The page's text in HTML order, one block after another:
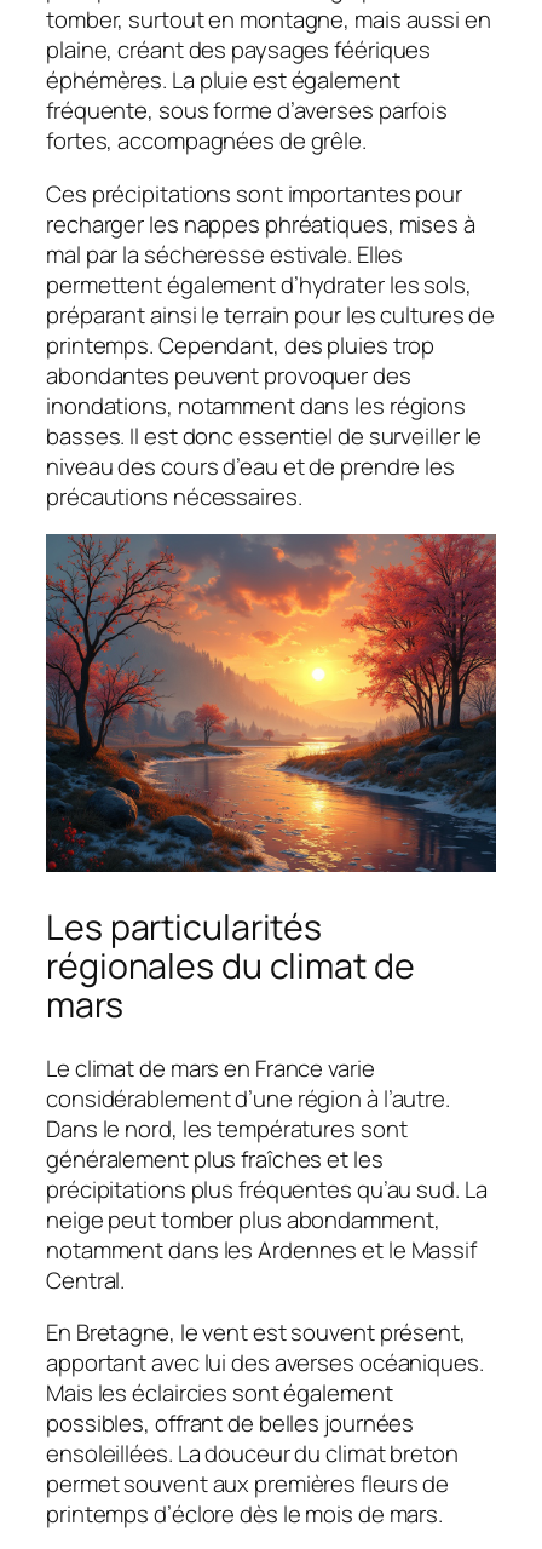
tomber, surtout en montagne, mais aussi en
plaine, créant des paysages féériques
éphémères. La pluie est également
fréquente, sous forme d’averses parfois
fortes, accompagnées de grêle.
Ces précipitations sont importantes pour
recharger les nappes phréatiques, mises à
mal par la sécheresse estivale. Elles
permettent également d’hydrater les sols,
préparant ainsi le terrain pour les cultures de
printemps. Cependant, des pluies trop
abondantes peuvent provoquer des
inondations, notamment dans les régions
basses. Il est donc essentiel de surveiller le
niveau des cours d’eau et de prendre les
précautions nécessaires.
Les particularités
régionales du climat de
mars
Le climat de mars en France varie
considérablement d’une région à l’autre.
Dans le nord, les températures sont
généralement plus fraîches et les
précipitations plus fréquentes qu’au sud. La
neige peut tomber plus abondamment,
notamment dans les Ardennes et le Massif
Central.
En Bretagne, le vent est souvent présent,
apportant avec lui des averses océaniques.
Mais les éclaircies sont également
possibles, offrant de belles journées
ensoleillées. La douceur du climat breton
permet souvent aux premières fleurs de
printemps d’éclore dès le mois de mars.